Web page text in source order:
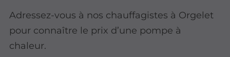
Adressez-vous à nos chauffagistes à Orgelet
pour connaître le prix d’une pompe à
chaleur.